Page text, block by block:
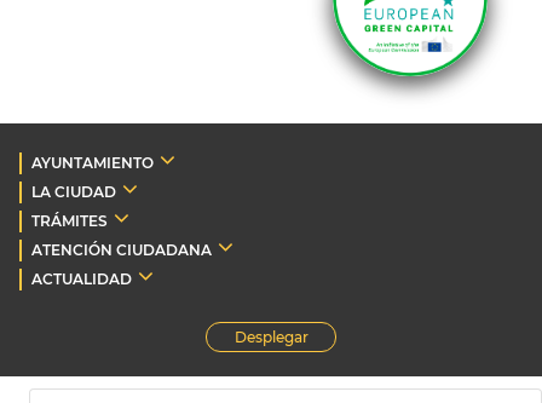
AYUNTAMIENTO
LA CIUDAD
TRÁMITES
ATENCIÓN CIUDADANA
ACTUALIDAD
Desplegar